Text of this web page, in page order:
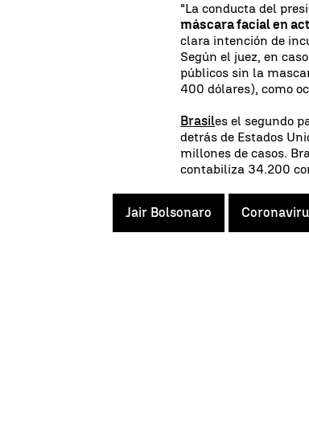
"La conducta del
máscara facial en
clara intención de
Según el juez, en
públicos sin la
400 dólares), como
Brasiles el segundo
detrás de Estados
millones de casos.
contabiliza 34.200
Jair Bolsonaro